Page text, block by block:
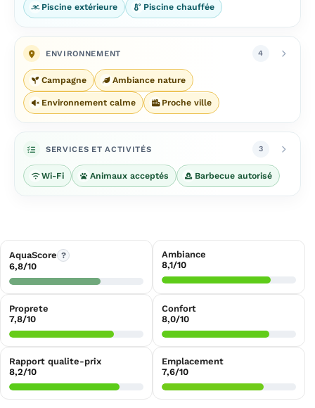
Piscine extérieure Piscine chauffée
ENVIRONNEMENT 4
Campagne Ambiance nature
Environnement calme Proche ville
SERVICES ET ACTIVITÉS 3
Wi-Fi Animaux acceptés Barbecue autorisé
AquaScore ?
6,8/10
Ambiance
8,1/10
Proprete
7,8/10
Confort
8,0/10
Rapport qualite-prix
8,2/10
Emplacement
7,6/10